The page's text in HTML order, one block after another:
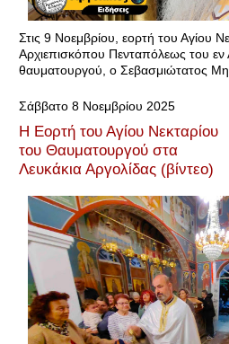
Στις 9 Νοεμβρίου, εορτή του Αγίου
Αρχιεπισκόπου Πενταπόλεως του εν
θαυματουργού, ο Σεβασμιώτατος
Σάββατο 8 Νοεμβρίου 2025
Η Εορτή του Αγίου Νεκταρίου
του Θαυματουργού στα
Λευκάκια Αργολίδας (βίντεο)